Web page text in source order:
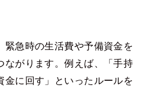
緊急時の生活費や予備資金を
ながります。例えば、「手持
金に回す」といったルールを